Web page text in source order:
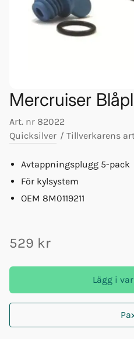
Mercruiser
Art. nr 82022
Quicksilver / Tillverkarens
Avtappningsplugg 5-pack
För kylsystem
OEM 8M0119211
529 kr
Lägg i